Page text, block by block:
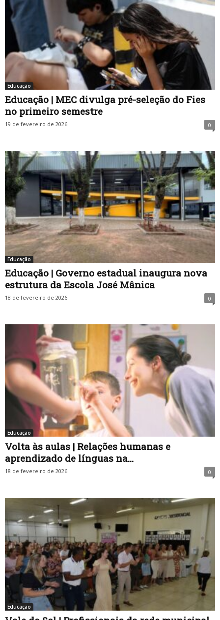
Educação
Educação | MEC divulga pré-seleção do Fies
no primeiro semestre
19 de fevereiro de 2026 0
Educação
Educação | Governo estadual inaugura nova
estrutura da Escola José Mânica
18 de fevereiro de 2026 0
Educação
Volta às aulas | Relações humanas e
aprendizado de línguas na...
18 de fevereiro de 2026 0
Educação